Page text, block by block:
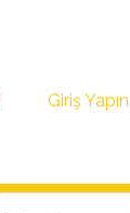
Giriş Yapın